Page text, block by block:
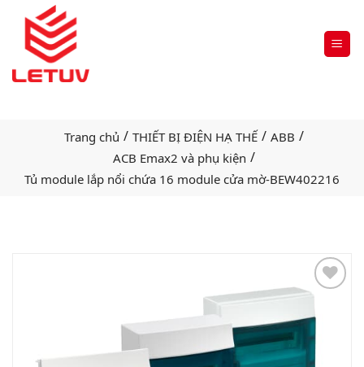
Trang chủ / THIẾT BỊ ĐIỆN HẠ THẾ / ABB /
ACB Emax2 và phụ kiện /
Tủ module lắp nổi chứa 16 module cửa mờ-BEW402216
wishlist